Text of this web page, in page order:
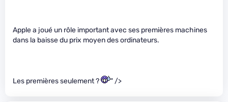
Apple a joué un rôle important avec ses premières machines
dans la baisse du prix moyen des ordinateurs.
Les premières seulement ? " />